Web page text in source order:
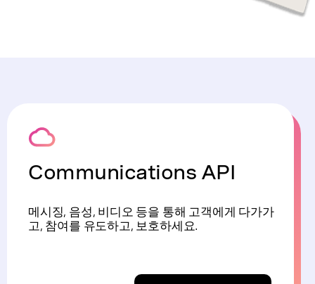
Communications API
메시징, 음성, 비디오 등을 통해 고객에게 다가가
고, 참여를 유도하고, 보호하세요.